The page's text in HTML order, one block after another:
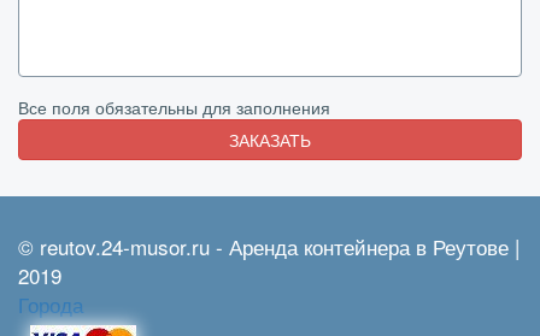
Все поля обязательны для заполнения
ЗАКАЗАТЬ
© reutov.24-musor.ru - Аренда контейнера в Реутове |
2019
Города